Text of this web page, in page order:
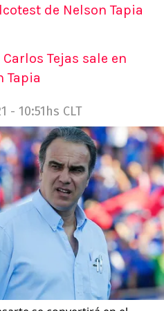
de Nelson Tapia
Tejas sale en
Tapia
- 10:51hs CLT